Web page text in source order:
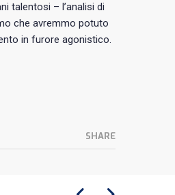
talentosi – l’analisi di
che avremmo potuto
in furore agonistico.
SHARE